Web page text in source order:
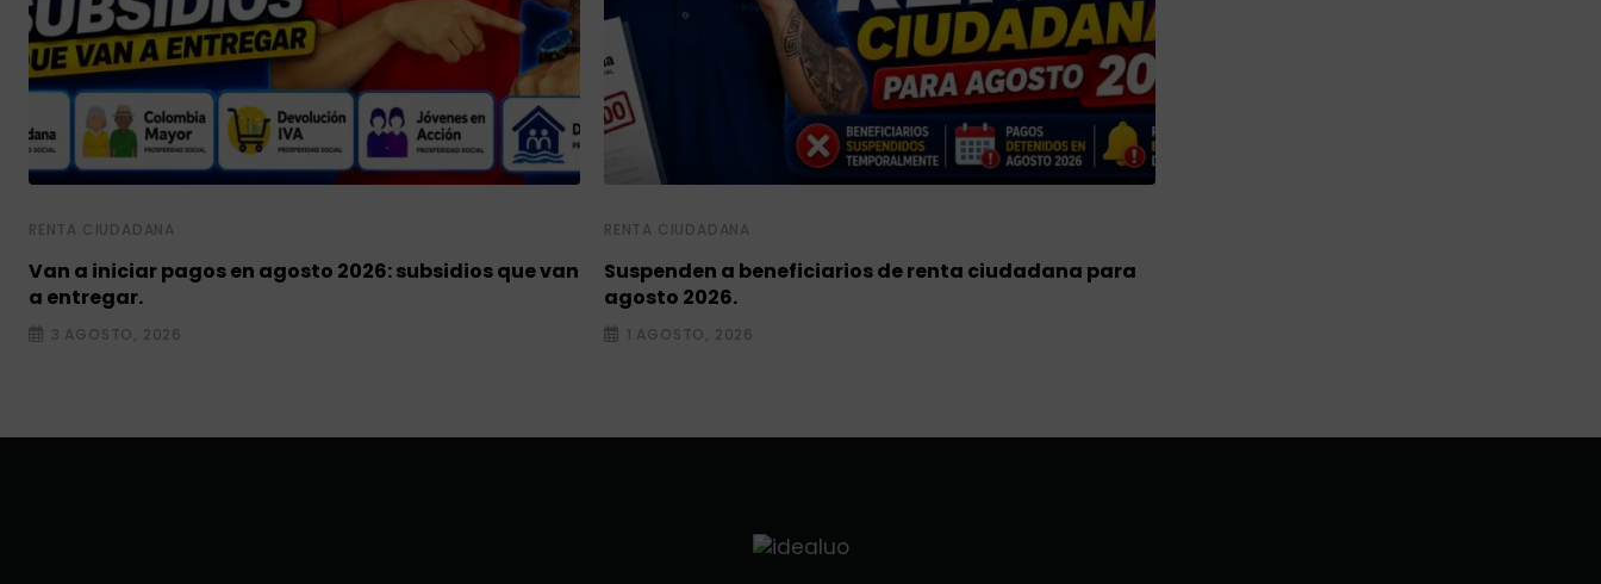
RENTA CIUDADANA
Van a iniciar pagos en agosto 2026: subsidios que van
a entregar.
3 AGOSTO, 2026
RENTA CIUDADANA
Suspenden a beneficiarios de renta ciudadana para
agosto 2026.
1 AGOSTO, 2026